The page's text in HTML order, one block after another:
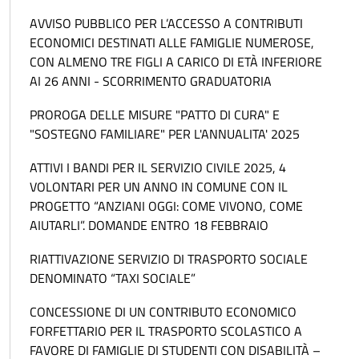
AVVISO PUBBLICO PER L’ACCESSO A CONTRIBUTI
ECONOMICI DESTINATI ALLE FAMIGLIE NUMEROSE,
CON ALMENO TRE FIGLI A CARICO DI ETÀ INFERIORE
AI 26 ANNI - SCORRIMENTO GRADUATORIA
PROROGA DELLE MISURE "PATTO DI CURA" E
"SOSTEGNO FAMILIARE" PER L'ANNUALITA' 2025
ATTIVI I BANDI PER IL SERVIZIO CIVILE 2025, 4
VOLONTARI PER UN ANNO IN COMUNE CON IL
PROGETTO “ANZIANI OGGI: COME VIVONO, COME
AIUTARLI”. DOMANDE ENTRO 18 FEBBRAIO
RIATTIVAZIONE SERVIZIO DI TRASPORTO SOCIALE
DENOMINATO “TAXI SOCIALE”
CONCESSIONE DI UN CONTRIBUTO ECONOMICO
FORFETTARIO PER IL TRASPORTO SCOLASTICO A
FAVORE DI FAMIGLIE DI STUDENTI CON DISABILITÀ –